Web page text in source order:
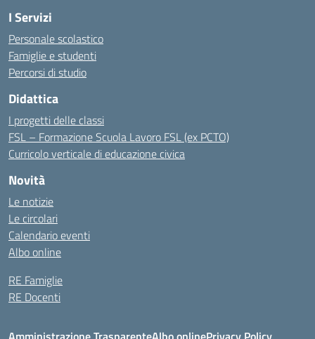
I Servizi
Personale scolastico
Famiglie e studenti
Percorsi di studio
Didattica
I progetti delle classi
FSL – Formazione Scuola Lavoro FSL (ex PCTO)
Curricolo verticale di educazione civica
Novità
Le notizie
Le circolari
Calendario eventi
Albo online
RE Famiglie
RE Docenti